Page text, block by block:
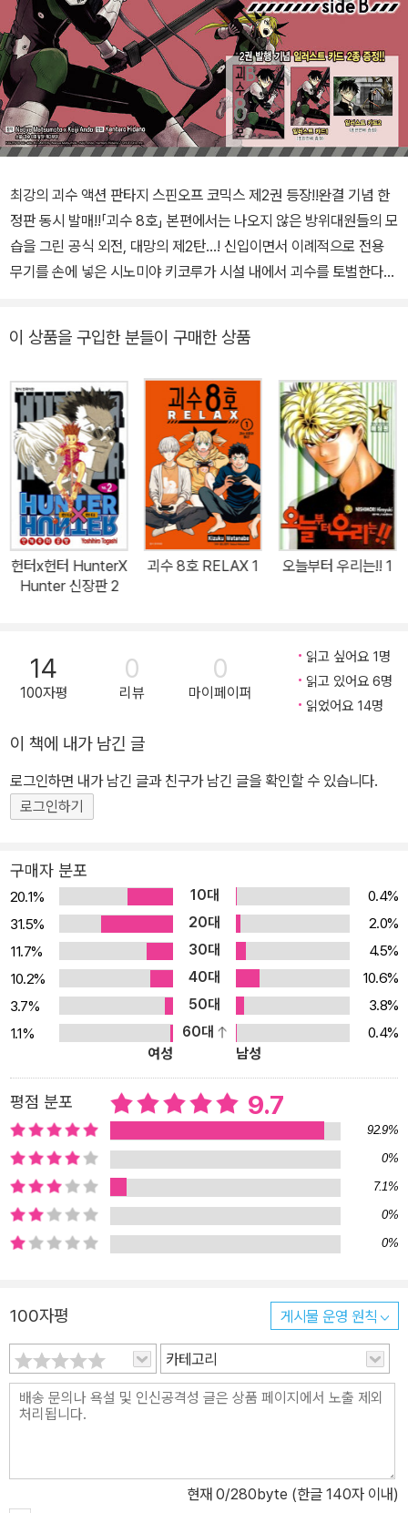
최강의 괴수 액션 판타지 스핀오프 코믹스 제2권 등장!!완결 기념 한
정판 동시 발매!!「괴수 8호」 본편에서는 나오지 않은 방위대원들의 모
습을 그린 공식 외전, 대망의 제2탄…! 신입이면서 이례적으로 전용
무기를 손에 넣은 시노미야 키코루가 시설 내에서 괴수를 토벌한다…!
이 상품을 구입한 분들이 구매한 상품
헌터x헌터 HunterX
Hunter 신장판 2
괴수 8호 RELAX 1 오늘부터 우리는!! 1
14
100자평
0
리뷰
0
마이페이퍼
읽고 싶어요 1명
읽고 있어요 6명
읽었어요 14명
이 책에 내가 남긴 글
로그인하면 내가 남긴 글과 친구가 남긴 글을 확인할 수 있습니다.
로그인하기
구매자 분포
20.1% 10대
0.4%
31.5%
20대
2.0%
11.7%
30대
4.5%
10.2%
40대
10.6%
3.7%
50대
3.8%
1.1%
60대
0.4%
여성
남성
평점 분포 9.7
92.9%
0%
7.1%
0%
0%
100자평 게시물 운영 원칙
카테고리
현재 0/280byte (한글 140자 이내)